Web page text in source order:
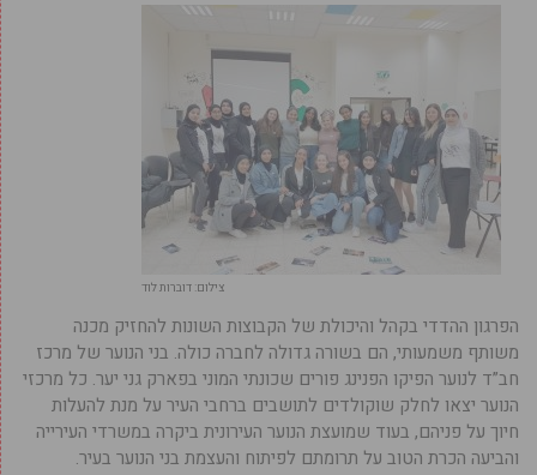
צילום: דוברות לוד
הפרגון ההדדי בקהל והיכולת של הקבוצות השונות להחזיק מכנה
משותף משמעותי, הם בשורה גדולה לחברה כולה. בני הנוער של מרכז
חב”ד לנוער הפיקו הפנינג פורים שכונתי המוני בפארק גני יער. כל מרכזי
הנוער יצאו לחלק שוקולדים לתושבים ברחבי העיר על מנת להעלות
חיוך על פניהם, בעוד שמועצת הנוער העירונית ביקרה במשרדי העירייה
והביעה הכרת הטוב על תרומתם לפיתוח והעצמת בני הנוער בעיר.